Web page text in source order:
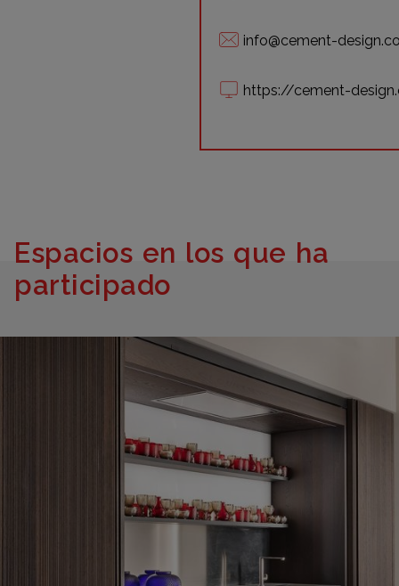
info@cement-
https://cement-
Espacios en los que ha
participado